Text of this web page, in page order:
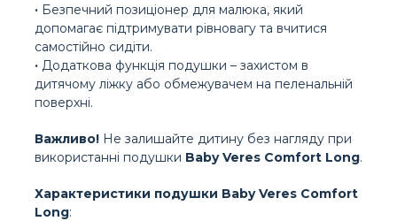
· Безпечний позиціонер для малюка, який
допомагає підтримувати рівновагу та вчитися
самостійно сидіти.
· Додаткова функція подушки – захистом в
дитячому ліжку або обмежувачем на пеленальній
поверхні.
Важливо! Не залишайте дитину без нагляду при
використанні подушки Baby Veres Comfort Long.
Характеристики подушки Baby Veres Comfort
Long: